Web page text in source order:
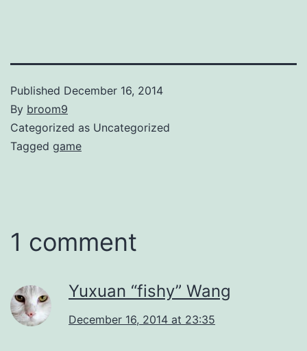
Published December 16, 2014
By broom9
Categorized as Uncategorized
Tagged game
1 comment
Yuxuan “fishy” Wang
December 16, 2014 at 23:35